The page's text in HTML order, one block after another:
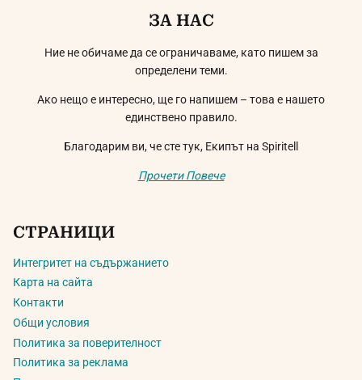
ЗА НАС
Ние не обичаме да се ограничаваме, като пишем за
определени теми.
Ако нещо е интересно, ще го напишем – това е нашето
единствено правило.
Благодарим ви, че сте тук, Екипът на Spiritell
Прочети Повече
СТРАНИЦИ
Интегритет на съдържанието
Карта на сайта
Контакти
Общи условия
Политика за поверителност
Политика за реклама